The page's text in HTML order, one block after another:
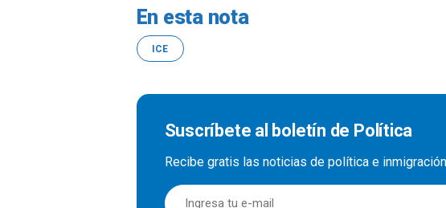
En esta nota
ICE
Suscríbete al boletín de Política
Recibe gratis las noticias de política e